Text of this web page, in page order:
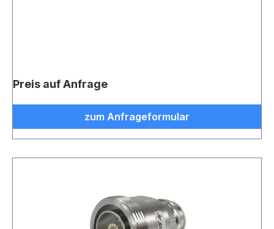
Preis auf Anfrage
zum Anfrageformular